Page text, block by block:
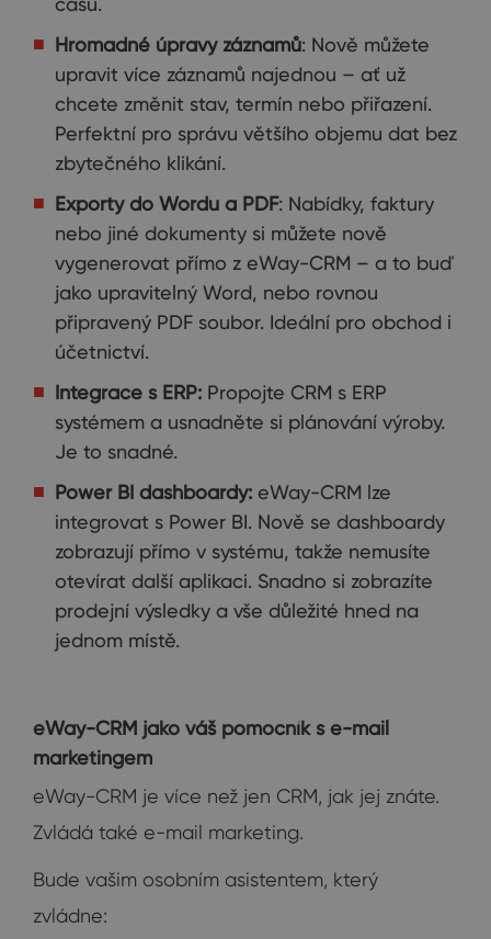
Hromadné úpravy záznamů: Nově můžete
upravit více záznamů najednou – ať už
chcete změnit stav, termín nebo přiřazení.
Perfektní pro správu většího objemu dat bez
zbytečného klikání.
Exporty do Wordu a PDF: Nabídky, faktury
nebo jiné dokumenty si můžete nově
vygenerovat přímo z eWay-CRM – a to buď
jako upravitelný Word, nebo rovnou
připravený PDF soubor. Ideální pro obchod i
účetnictví.
Integrace s ERP: Propojte CRM s ERP
systémem a usnadněte si plánování výroby.
Je to snadné.
Power BI dashboardy: eWay-CRM lze
integrovat s Power BI. Nově se dashboardy
zobrazují přímo v systému, takže nemusíte
otevírat další aplikaci. Snadno si zobrazíte
prodejní výsledky a vše důležité hned na
jednom místě.
eWay-CRM jako váš pomocník s e-mail
marketingem
eWay-CRM je více než jen CRM, jak jej znáte.
Zvládá také e-mail marketing.
Bude vašim osobním asistentem, který
zvládne: